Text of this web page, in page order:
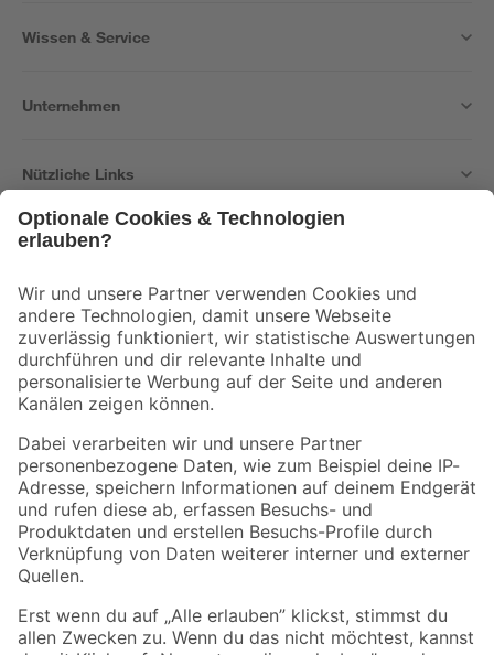
Wissen & Service
Unternehmen
Nützliche Links
Der toom Newsletter: Keine Angebote und Aktionen mehr verpassen!
Zur Newsletter Anmeldung
Folge uns
Zahlungsarten Versandarten
Sicher einkaufen